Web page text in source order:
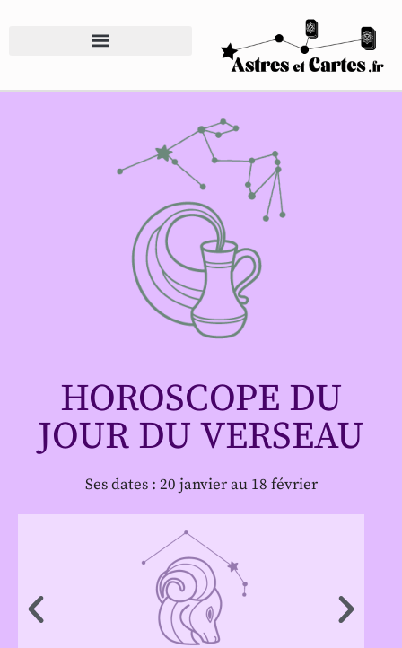
HOROSCOPE DU
JOUR DU VERSEAU
Ses dates : 20 janvier au 18 février